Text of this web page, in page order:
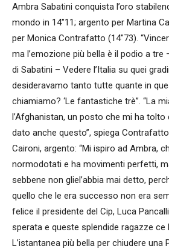
Ambra Sabatini conquista l’oro
mondo in 14″11; argento per Martina
per Monica Contrafatto (14″73).
ma l’emozione più bella è il podio a
di Sabatini – Vedere l’Italia su quei
desideravamo tanto tutte quante in
chiamiamo? ‘Le fantastiche trè”. “La
l’Afghanistan, un posto che mi ha
dato anche questo”, spiega
Caironi, argento: “Mi ispiro ad Ambra,
normodotati e ha movimenti perfetti,
sebbene non gliel’abbia mai detto,
quello che le era successo non era
felice il presidente del Cip, Luca
sperata e queste splendide ragazze ce
L’istantanea più bella per chiudere una